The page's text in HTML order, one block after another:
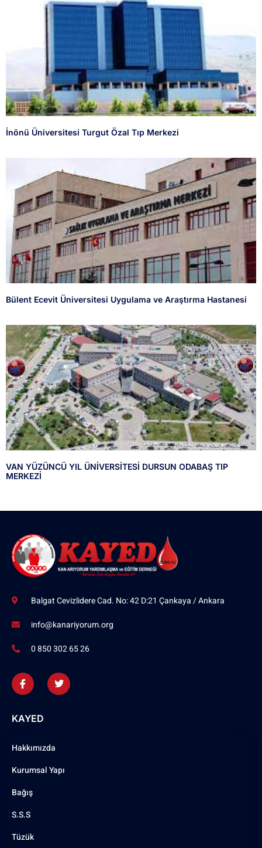
İnönü Üniversitesi Turgut Özal Tıp Merkezi
Bülent Ecevit Üniversitesi Uygulama ve Araştırma Hastanesi
VAN YÜZÜNCÜ YIL ÜNİVERSİTESİ DURSUN ODABAŞ TIP
MERKEZİ
Balgat Cevizlidere Cad. No: 42 D:21 Çankaya / Ankara
info@kanariyorum.org
0 850 302 65 26
KAYED
Hakkımızda
Kurumsal Yapı
Bağış
S.S.S
Tüzük